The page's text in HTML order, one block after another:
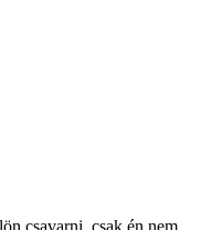
csavarni, csak én nem